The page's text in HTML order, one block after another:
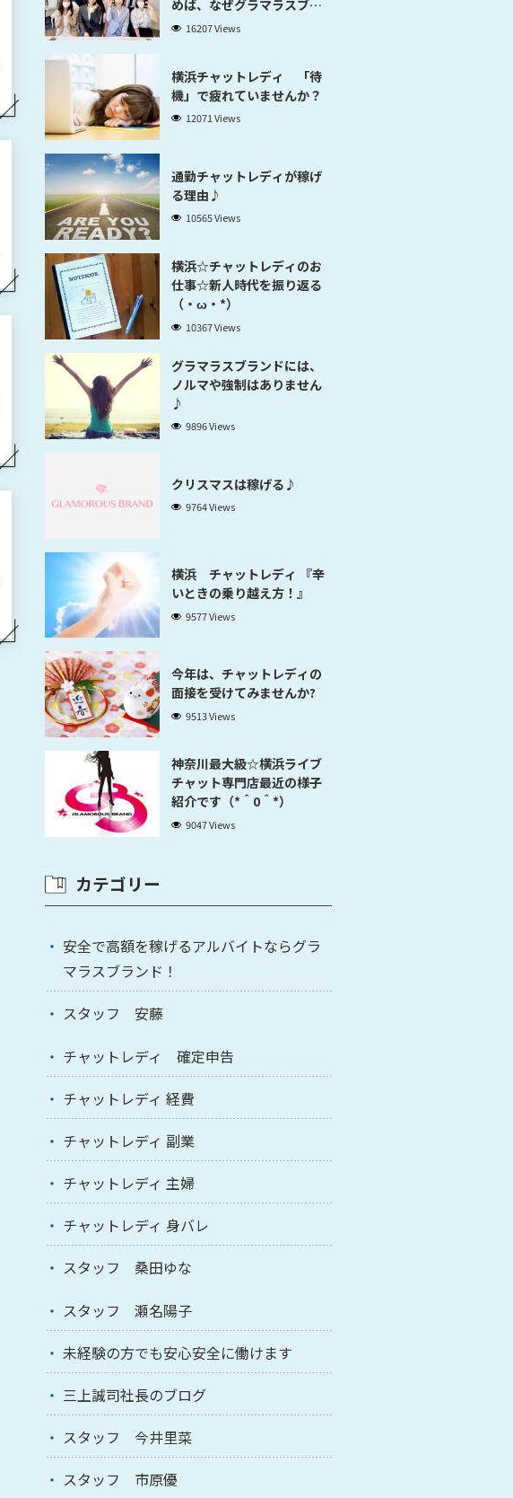
めば、なぜグラマラスブラ
ンド横浜だと稼げるのかが
16207 Views
横浜チャットレディ 「待
機」で疲れていませんか？
12071 Views
通勤チャットレディが稼げ
る理由♪
10565 Views
横浜☆チャットレディのお
仕事☆新人時代を振り返る
（・ω・*）
10367 Views
グラマラスブランドには、
ノルマや強制はありません
♪
9896 Views
クリスマスは稼げる♪
9764 Views
横浜 チャットレディ 『辛
いときの乗り越え方！』
9577 Views
今年は、チャットレディの
面接を受けてみませんか?
9513 Views
神奈川最大級☆横浜ライブ
チャット専門店最近の様子
紹介です（*＾0＾*）
9047 Views
カテゴリー
安全で高額を稼げるアルバイトならグラ
マラスブランド！
スタッフ 安藤
チャットレディ 確定申告
チャットレディ 経費
チャットレディ 副業
チャットレディ 主婦
チャットレディ 身バレ
スタッフ 桑田ゆな
スタッフ 瀬名陽子
未経験の方でも安心安全に働けます
三上誠司社長のブログ
スタッフ 今井里菜
スタッフ 市原優